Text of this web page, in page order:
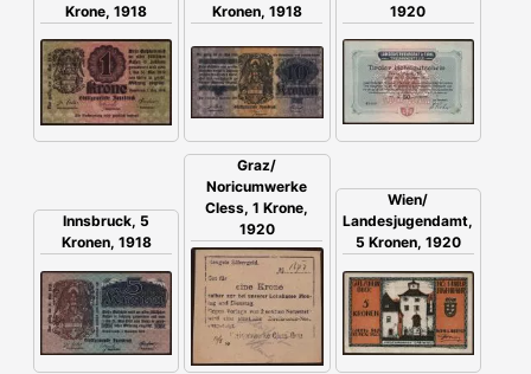
Krone, 1918
Kronen, 1918
1920
Innsbruck, 5
Kronen, 1918
Graz/
Noricumwerke
Cless, 1 Krone,
1920
Wien/
Landesjugendamt,
5 Kronen, 1920